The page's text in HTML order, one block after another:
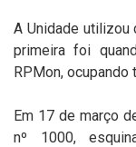
A Unidade
primeira foi
RPMon, ocupando
Em 17 de março
nº 1000,